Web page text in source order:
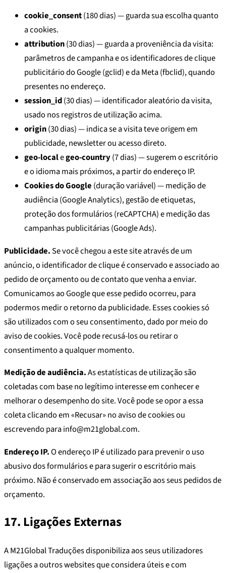
cookie_consent(180 dias) — guarda sua escolha quanto
a cookies.
attribution(30 dias) — guarda a proveniência da visita:
parâmetros de campanha e os identificadores de clique
publicitário do Google (gclid) e da Meta (fbclid), quando
presentes no endereço.
session_id(30 dias) — identificador aleatório da visita,
usado nos registros de utilização acima.
origin(30 dias) — indica se a visita teve origem em
publicidade, newsletter ou acesso direto.
geo-localegeo-country(7 dias) — sugerem o escritório
e o idioma mais próximos, a partir do endereço IP.
Cookies do Google (duração variável) — medição de
audiência (Google Analytics), gestão de etiquetas,
proteção dos formulários (reCAPTCHA) e medição das
campanhas publicitárias (Google Ads).
Publicidade.Se você chegou a este site através de um
anúncio, o identificador de clique é conservado e associado ao
pedido de orçamento ou de contato que venha a enviar.
Comunicamos ao Google que esse pedido ocorreu, para
podermos medir o retorno da publicidade. Esses cookies só
são utilizados com o seu consentimento, dado por meio do
aviso de cookies. Você pode recusá-los ou retirar o
consentimento a qualquer momento.
Medição de audiência.As estatísticas de utilização são
coletadas com base no legítimo interesse em conhecer e
melhorar o desempenho do site. Você pode se opor a essa
coleta clicando em «Recusar» no aviso de cookies ou
escrevendo para info@m21global.com.
Endereço IP.O endereço IP é utilizado para prevenir o uso
abusivo dos formulários e para sugerir o escritório mais
próximo. Não é conservado em associação aos seus pedidos de
orçamento.
17. Ligações Externas
A M21Global Traduções disponibiliza aos seus utilizadores
ligações a outros websites que considera úteis e com